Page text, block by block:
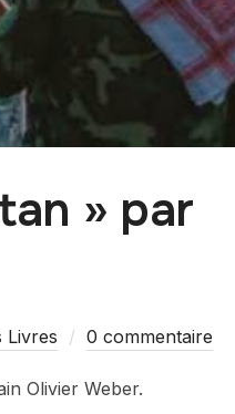
» par
Livres 0 commentaire
Olivier Weber.